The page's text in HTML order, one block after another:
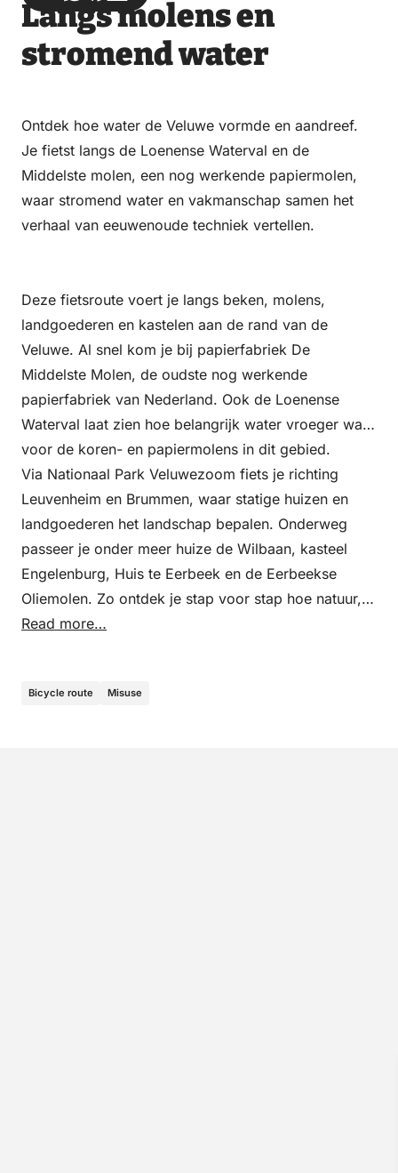
via
Email
via on on
Langs molens en
stromend water
Ontdek hoe water de Veluwe vormde en aandreef.
Je fietst langs de Loenense Waterval en de
Middelste molen, een nog werkende papiermolen,
waar stromend water en vakmanschap samen het
verhaal van eeuwenoude techniek vertellen.
Deze fietsroute voert je langs beken, molens,
landgoederen en kastelen aan de rand van de
Veluwe. Al snel kom je bij papierfabriek De
Middelste Molen, de oudste nog werkende
papierfabriek van Nederland. Ook de Loenense
Waterval laat zien hoe belangrijk water vroeger was
voor de koren- en papiermolens in dit gebied.
Via Nationaal Park Veluwezoom fiets je richting
Leuvenheim en Brummen, waar statige huizen en
landgoederen het landschap bepalen. Onderweg
passeer je onder meer huize de Wilbaan, kasteel
Engelenburg, Huis te Eerbeek en de Eerbeekse
Oliemolen. Zo ontdek je stap voor stap hoe natuur,
waterkracht en cultuurhistorie hier met elkaar
Read more…
Bicycle route Misuse